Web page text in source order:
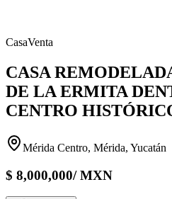
CasaVenta
CASA
DE LA ERMITA
CENTRO
Mérida Centro, Mérida, Yucatán
$ 8,000,000/MXN